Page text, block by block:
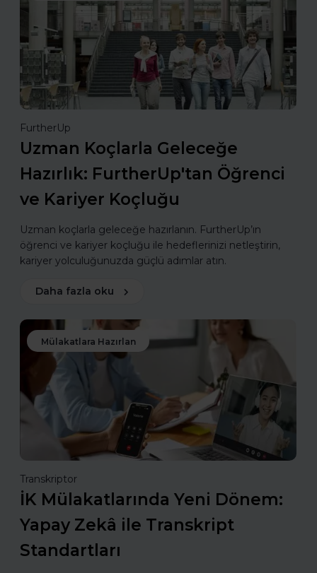
FurtherUp
Uzman Koçlarla Geleceğe
Hazırlık: FurtherUp'tan Öğrenci
ve Kariyer Koçluğu
Uzman koçlarla geleceğe hazırlanın. FurtherUp’ın
öğrenci ve kariyer koçluğu ile hedeflerinizi netleştirin,
kariyer yolculuğunuzda güçlü adımlar atın.
Daha fazla oku
Mülakatlara Hazırlan
Transkriptor
İK Mülakatlarında Yeni Dönem:
Yapay Zekâ ile Transkript
Standartları